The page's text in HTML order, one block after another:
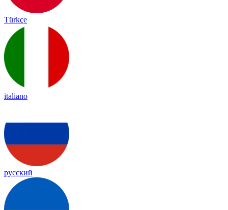
Türkçe
italiano
русский